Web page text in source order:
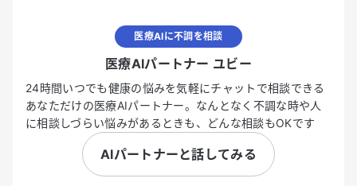
医療AIに不調を相談
医療AIパートナー ユビー
24時間いつでも健康の悩みを気軽にチャットで相談できる
あなただけの医療AIパートナー。なんとなく不調な時や人
に相談しづらい悩みがあるときも、どんな相談もOKです
AIパートナーと話してみる